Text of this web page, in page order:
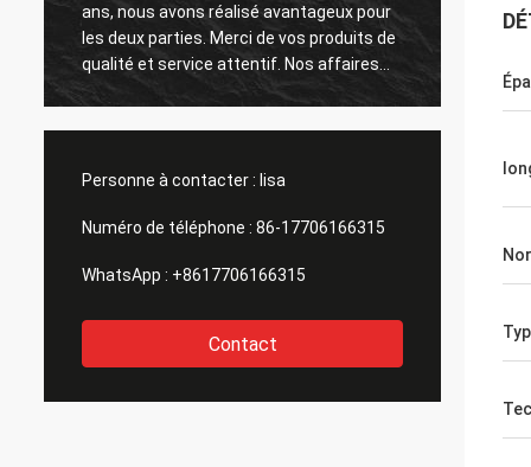
avantageux pour
de vos produits de
Nos affaires
ans, nous avons réalisé avantageux
les deux parties. Merci de vos
qualité et service attentif. Nos
ont grand
Personne à contacter : lisa
Numéro de téléphone : 86-17706166315
WhatsApp : +8617706166315
Contact